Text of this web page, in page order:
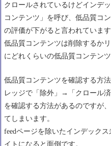
クロールされているけどインデ
コンテンツ」を呼び、低品質コ
の評価が下がると言われています
低品質コンテンツは削除するか
にどれくらいの低品質コンテン
低品質コンテンツを確認する方
レッジで「除外」→「クロール
を確認する方法があるのですが
てしまいます。
feedページを除いたインデック
イトになると面倒です。